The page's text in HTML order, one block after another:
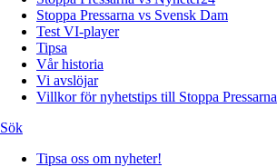
Stoppa Pressarna vs Svensk Dam
Test VI-player
Tipsa
Vår historia
Vi avslöjar
Villkor för nyhetstips till Stoppa Pressarna
Sök
Tipsa oss om nyheter!